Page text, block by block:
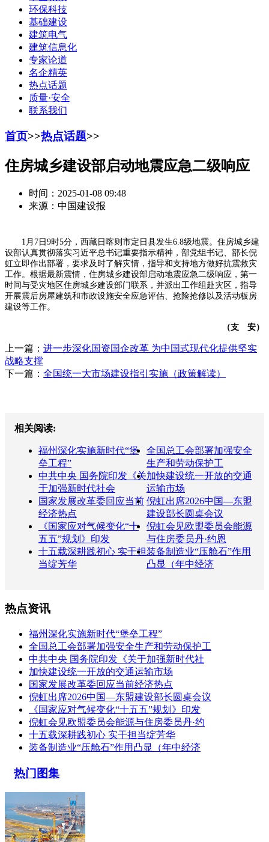
环保科技
基础建设
建筑电气
建筑信息化
专家论道
名企精英
热点话题
质量·安全
联系我们
首页>>热点话题>>
住房城乡建设部启动地震应急二级响应
时间：2025-01-08 09:48
来源：中国建设报
1月7日9时5分，西藏日喀则市定日县发生6.8级地震。住房城乡建
设部认真贯彻落实习近平总书记重要指示精神，部党组书记、部长倪
虹立即作出部署，要求及时了解灾情，指导和支持地方做好抗震救灾
工作。根据最新震情，住房城乡建设部启动地震应急二级响应，第一
时间与受灾地区住房城乡建设部门联系，并派出工作组赴灾区，指导
开展震后房屋建筑和市政设施安全应急评估、抢险抢修以及活动板房
建设等工作。
（支 安）
上一篇： 进一步深化国资国企改革 为中国式现代化提供坚实
战略支撑
下一篇： 全国统一大市场建设指引实施（政策解读）
相关阅读:
福州深化实施新时代“堡
垒工程”
全国总工会部署加强安全
生产和劳动保护工
中共中央 国务院印发《关
于加强新时代社会
加快建设统一开放的交通
运输市场
国家发展改革委回应当前
经济热点
倪虹出席2026中国—东盟
建设部长圆桌会议
《国家应对气候变化“十
五五”规划》印发
倪虹会见欧盟委员会能源
与住房委员丹·约恩
十五载深耕践初心 实干担
当绽芳华
装备制造业“压舱石”作用
凸显（年中经济
热点资讯
福州深化实施新时代“堡垒工程”
全国总工会部署加强安全生产和劳动保护工
中共中央 国务院印发《关于加强新时代社
加快建设统一开放的交通运输市场
国家发展改革委回应当前经济热点
倪虹出席2026中国—东盟建设部长圆桌会议
《国家应对气候变化“十五五”规划》印发
倪虹会见欧盟委员会能源与住房委员丹·约
十五载深耕践初心 实干担当绽芳华
装备制造业“压舱石”作用凸显（年中经济
热门图集